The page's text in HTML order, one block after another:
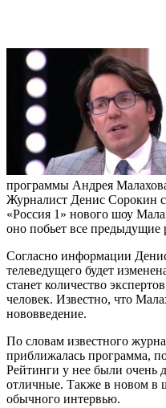
программы Андрея
Журналист Денис Сорокин
«Россия 1» нового шоу
оно побьет все предыдущие
Согласно информации
телеведущего будет
станет количество
человек. Известно, что
нововведение.
По словам известного
приближалась программа,
Рейтинги у нее были очень
отличные. Также в новом в
обычного интервью.